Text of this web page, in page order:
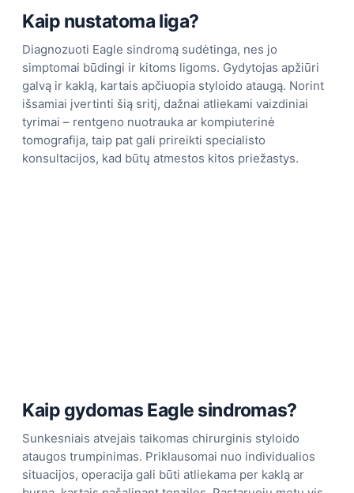
Kaip nustatoma liga?
Diagnozuoti Eagle sindromą sudėtinga, nes jo
simptomai būdingi ir kitoms ligoms. Gydytojas apžiūri
galvą ir kaklą, kartais apčiuopia styloido ataugą. Norint
išsamiai įvertinti šią sritį, dažnai atliekami vaizdiniai
tyrimai – rentgeno nuotrauka ar kompiuterinė
tomografija, taip pat gali prireikti specialisto
konsultacijos, kad būtų atmestos kitos priežastys.
Kaip gydomas Eagle sindromas?
Sunkesniais atvejais taikomas chirurginis styloido
ataugos trumpinimas. Priklausomai nuo individualios
situacijos, operacija gali būti atliekama per kaklą ar